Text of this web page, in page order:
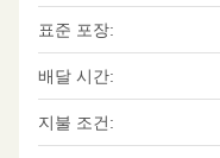
표준 포장:
배달 시간:
지불 조건: